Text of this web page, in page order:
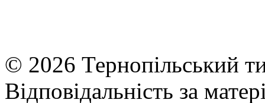
© 2026 Тернопільський
Відповідальність за